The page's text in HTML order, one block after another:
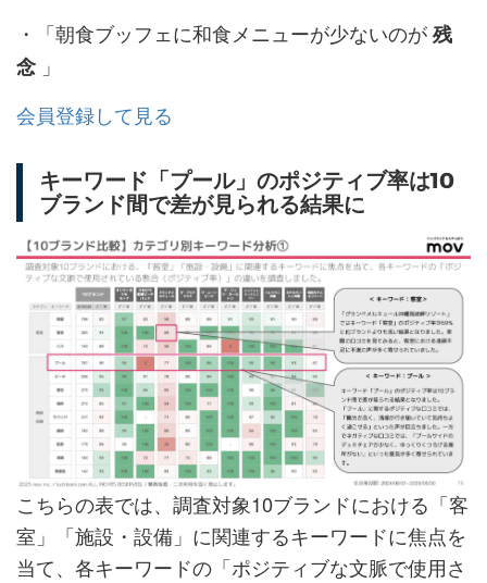
・「朝食ブッフェに和食メニューが少ないのが残
念 」
会員登録して見る
キーワード「プール」のポジティブ率は10
ブランド間で差が見られる結果に
こちらの表では、調査対象10ブランドにおける「客
室」「施設・設備」に関連するキーワードに焦点を
当て、各キーワードの「ポジティブな文脈で使用さ